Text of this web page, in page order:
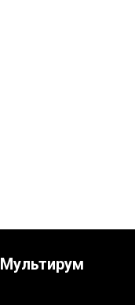
Мультирум